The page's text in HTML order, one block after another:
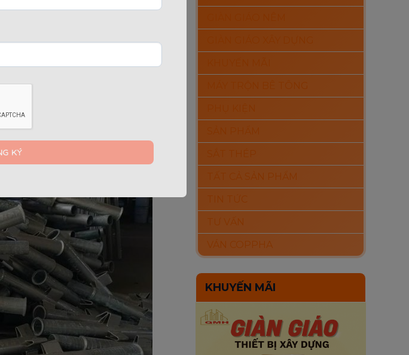
Gì?
TẤT CẢ SẢN PHẨM
TƯ VẤN
VÁN COPPHA
KHUYẾN MÃI